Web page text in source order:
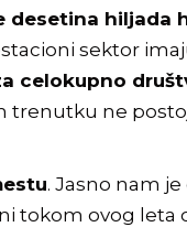
desetina hiljada
sektor
celokupno
trenutku ne
. Jasno nam
tokom ovog leta